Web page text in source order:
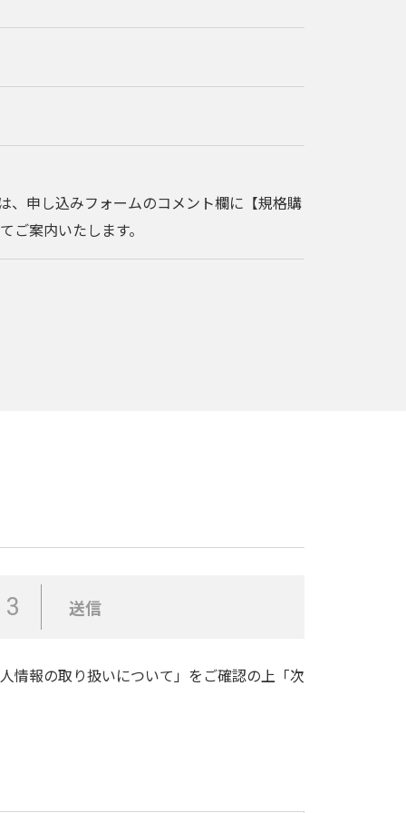
、申し込みフォームのコメント欄に【規格購
案内いたします。
3 送信
情報の取り扱いについて 」をご確認の上「次